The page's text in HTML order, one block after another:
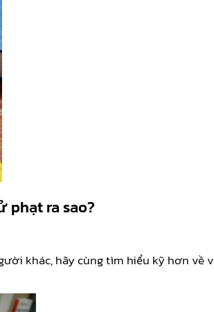
phạt ra sao?
khác, hãy cùng tìm hiểu kỹ hơn về